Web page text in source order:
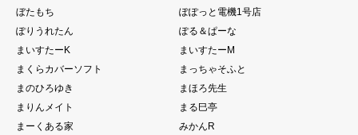
ぼたもち
ぽぽっと電機1号店
ぽりうれたん
ぽる＆ぱーな
まいすたーK
まいすたーM
まくらカバーソフト
まっちゃそふと
まのひろゆき
まほろ先生
まりんメイト
まる巳亭
まーくある家
みかんR